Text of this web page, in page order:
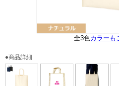
全3色カラーも
A4サイ
大きさイ
●商品詳細